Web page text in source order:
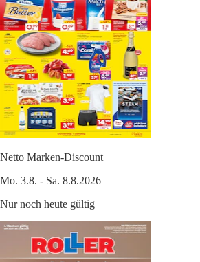
Netto Marken-Discount
Mo. 3.8. - Sa. 8.8.2026
Nur noch heute gültig